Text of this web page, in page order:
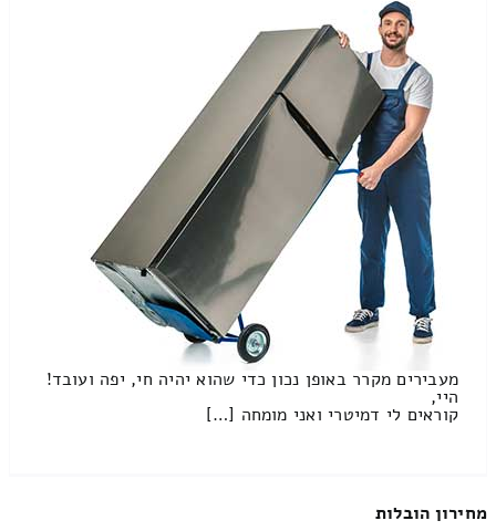
מעבירים מקרר באופן נכון כדי שהוא יהיה חי, יפה ועובד!
היי,
קוראים לי דמיטרי ואני מומחה […]
מחירון הובלות